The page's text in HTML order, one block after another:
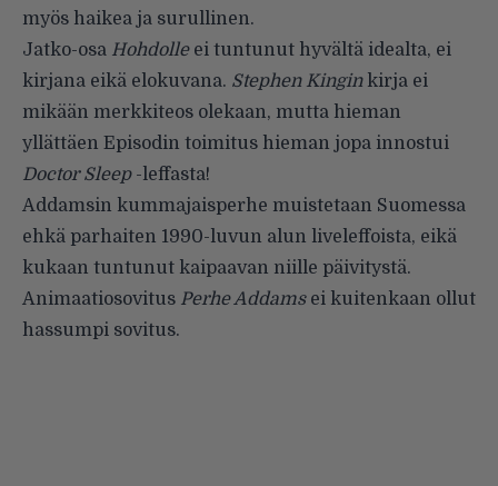
myös haikea ja surullinen.
Jatko-osa Hohdolleei tuntunut hyvältä idealta, ei
kirjana eikä elokuvana. Stephen Kinginkirja ei
mikään merkkiteos olekaan, mutta hieman
yllättäen Episodin toimitus hieman jopa innostui
Doctor Sleep-leffasta!
Addamsin kummajaisperhe muistetaan Suomessa
ehkä parhaiten 1990-luvun alun liveleffoista, eikä
kukaan tuntunut kaipaavan niille päivitystä.
Animaatiosovitus Perhe Addamsei kuitenkaan ollut
hassumpi sovitus.